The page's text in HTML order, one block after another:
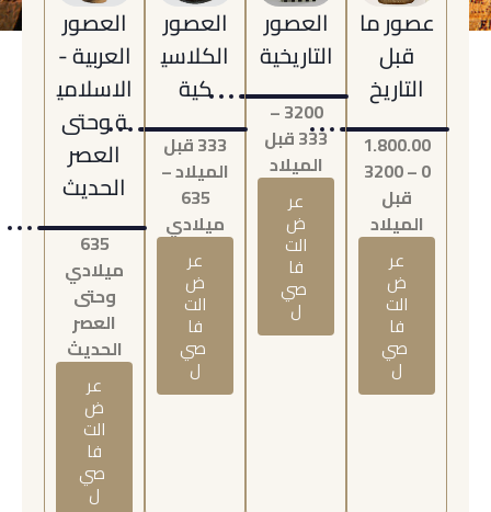
عصور ما
قبل
التاريخ
1.800.00
0 – 3200
قبل
الميلاد
عر
ض
الت
فا
صي
ل
العصور
التاريخية
3200 –
333 قبل
الميلاد
عر
ض
الت
فا
صي
ل
العصور
الكلاسي
كية
333 قبل
الميلاد –
635
ميلادي
عر
ض
الت
فا
صي
ل
العصور
العربية -
الاسلامي
ة وحتى
العصر
الحديث
635
ميلادي
وحتى
العصر
الحديث
عر
ض
الت
فا
صي
ل